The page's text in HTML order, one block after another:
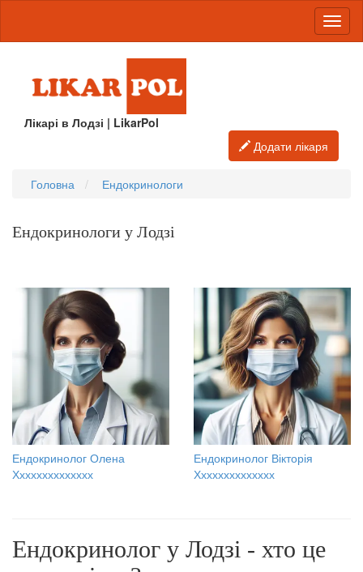
Лікарі в Лодзі | LikarPol
Додати лікаря
Головна Ендокринологи
Ендокринологи у Лодзі
Ендокринолог Олена
Хххххххххххххх
Ендокринолог Вікторія
Хххххххххххххх
Ендокринолог у Лодзі - хто це